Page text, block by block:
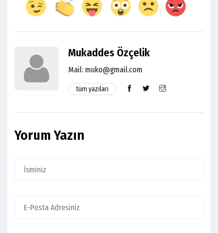
Mukaddes Özçelik
Mail: muko@gmail.com
tüm yazıları
Yorum Yazın